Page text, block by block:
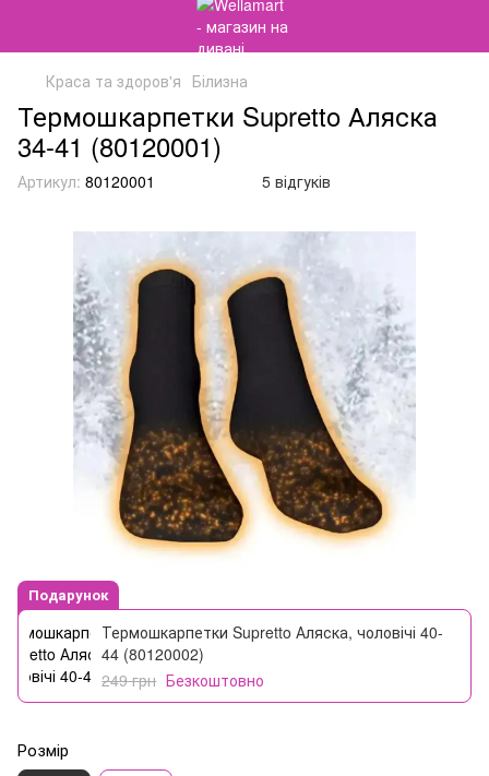
Краса та здоров'я Білизна
Термошкарпетки Supretto Аляска
34-41 (80120001)
Артикул: 80120001 5 відгуків
Подарунок
Термошкарпетки Supretto Аляска, чоловічі 40-
44 (80120002)
249 грн Безкоштовно
Розмір